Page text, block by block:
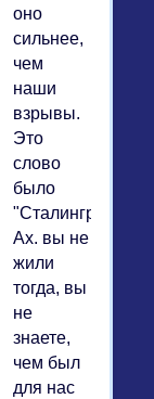
оно
сильнее,
чем
наши
взрывы.
Это
слово
было
"Сталинград".
Ах. вы не
жили
тогда, вы
не
знаете,
чем был
для нас